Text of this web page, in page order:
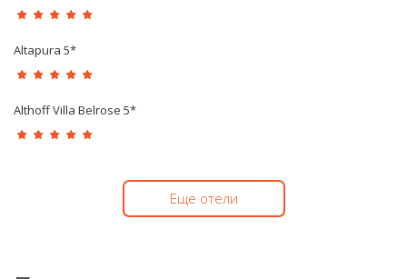
Altapura 5*
Althoff Villa Belrose 5*
Еще отели